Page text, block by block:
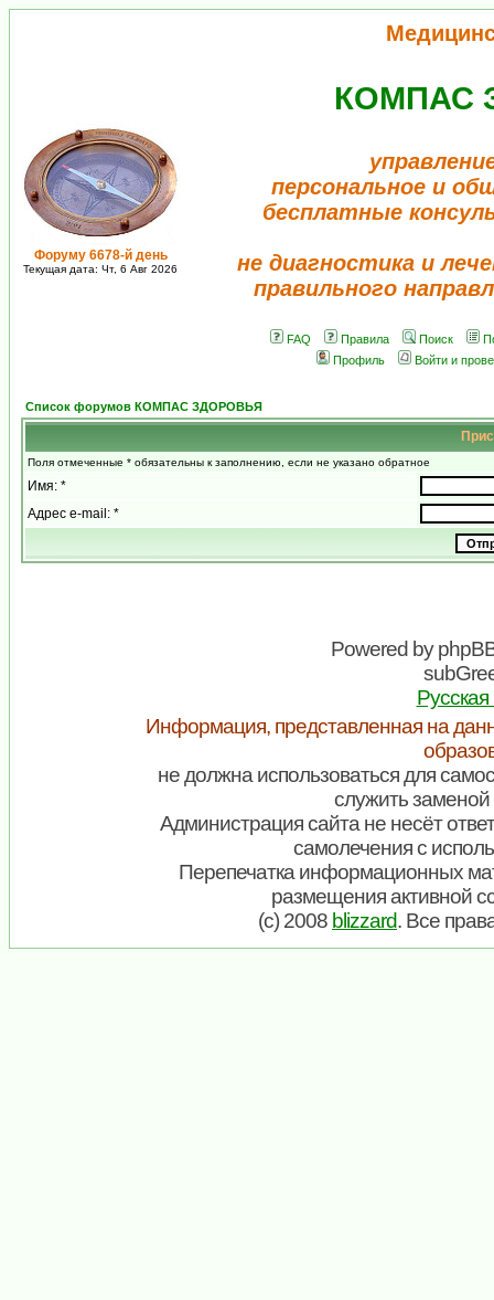
Форуму 6678-й день
Текущая дата: Чт, 6 Авг 2026
КОМПАС
персональное и
бесплатные
не диагностика и
правильного
FAQ Правила Поиск
Профиль
Войти и
Список форумов КОМПАС ЗДОРОВЬЯ
Поля отмеченные * обязательны к заполнению, если не указано обратное
Имя: *
Адрес e-mail: *
Powered by
Информация, представленная на
не должна использоваться для
служить заменой
Администрация сайта не несёт
самолечения с
Перепечатка информационных
размещения активной
(c) 2008 blizzard. Все